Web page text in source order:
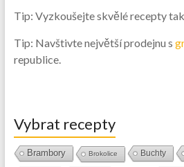
Tip: Vyzkoušejte skvělé recepty
Tip: Navštivte největší prodejnu s
republice.
Vybrat recepty
Brambory Brokolice Buchty